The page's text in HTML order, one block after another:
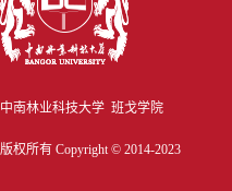
中南林业科技大学 班戈学院
版权所有 Copyright © 2014-2023